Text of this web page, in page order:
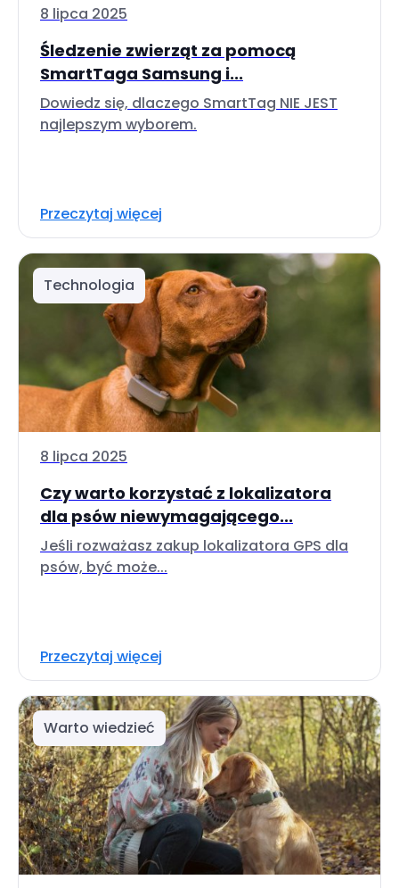
8 lipca 2025
Śledzenie zwierząt za pomocą
SmartTaga Samsung i...
Dowiedz się, dlaczego SmartTag NIE JEST
najlepszym wyborem.
Przeczytaj więcej
Technologia
8 lipca 2025
Czy warto korzystać z lokalizatora
dla psów niewymagającego...
Jeśli rozważasz zakup lokalizatora GPS dla
psów, być może...
Przeczytaj więcej
Warto wiedzieć